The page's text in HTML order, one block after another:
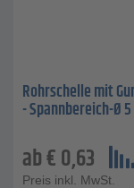
Rohrschelle mit
- Spannbereich-Ø
ab€0,63
Preis inkl. MwSt.